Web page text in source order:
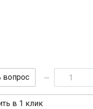
вопрос
в 1 клик